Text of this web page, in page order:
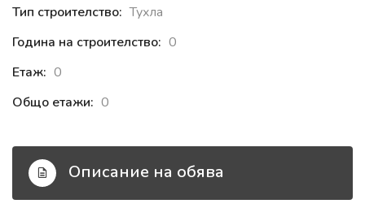
Тип строителство: Тухла
Година на строителство: 0
Етаж: 0
Общо етажи: 0
Описание на обява